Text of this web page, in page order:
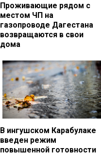
Проживающие рядом с
местом ЧП на
газопроводе Дагестана
возвращаются в свои
дома
В ингушском Карабулаке
введен режим
повышенной готовности